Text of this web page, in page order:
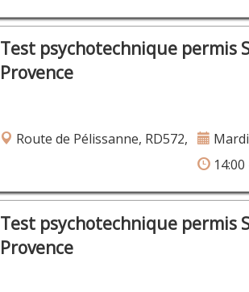
Test psychotechnique permis
Provence
Route de Pélissanne, RD572,
14:00
Test psychotechnique permis
Provence